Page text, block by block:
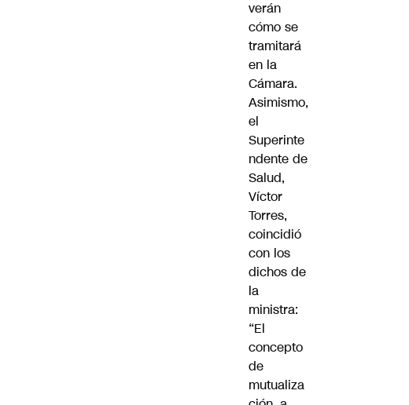
verán
cómo se
tramitará
en la
Cámara.
Asimismo,
el
Superinte
ndente de
Salud,
Víctor
Torres,
coincidió
con los
dichos de
la
ministra:
“El
concepto
de
mutualiza